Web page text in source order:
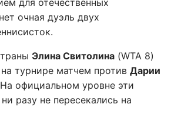
для отечественных
очная дуэль двух
Элина Свитолина (WTA 8)
турнире матчем против Дарии
официальном уровне эти
разу не пересекались на